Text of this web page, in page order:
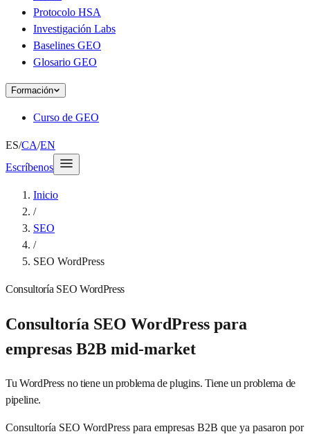
Protocolo HSA
Investigación Labs
Baselines GEO
Glosario GEO
Formación
Curso de GEO
ES/CA/EN
Escríbenos
Inicio
/
SEO
/
SEO WordPress
Consultoría SEO WordPress
Consultoría SEO WordPress para
empresas B2B mid-market
Tu WordPress no tiene un problema de plugins. Tiene un problema de
pipeline.
Consultoría SEO WordPress para empresas B2B que ya pasaron por